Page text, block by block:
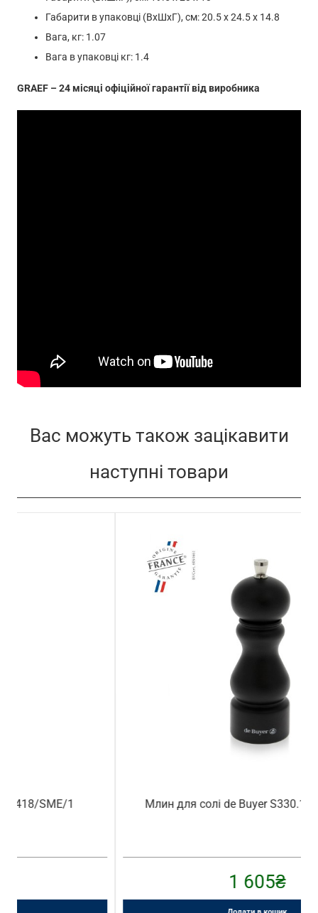
Габарити в упаковці (ВхШхГ), см: 20.5 х 24.5 х 14.8
Вага, кг: 1.07
Вага в упаковці кг: 1.4
GRAEF – 24 місяці офіційної гарантії від виробника
Вас можуть також зацікавити
наступні товари
Млин для солі de Buyer S330.140404 14 см